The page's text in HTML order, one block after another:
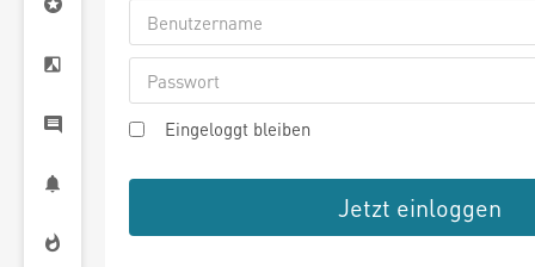
Eingeloggt bleiben
Jetzt einloggen